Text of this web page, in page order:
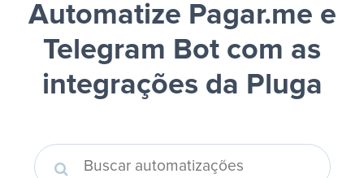
Automatize Pagar.me e
Telegram Bot com as
integrações da Pluga